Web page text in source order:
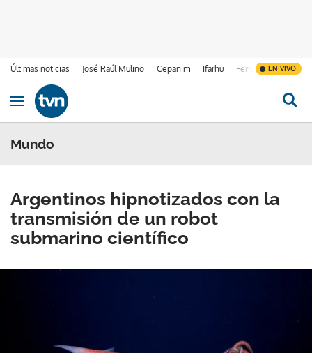
Últimas noticias José Raúl Mulino Cepanim Ifarhu Fenómeno de El
EN VIVO
Ir al contenido
Obrir navegació
Mundo
Argentinos hipnotizados con la
transmisión de un robot
submarino científico